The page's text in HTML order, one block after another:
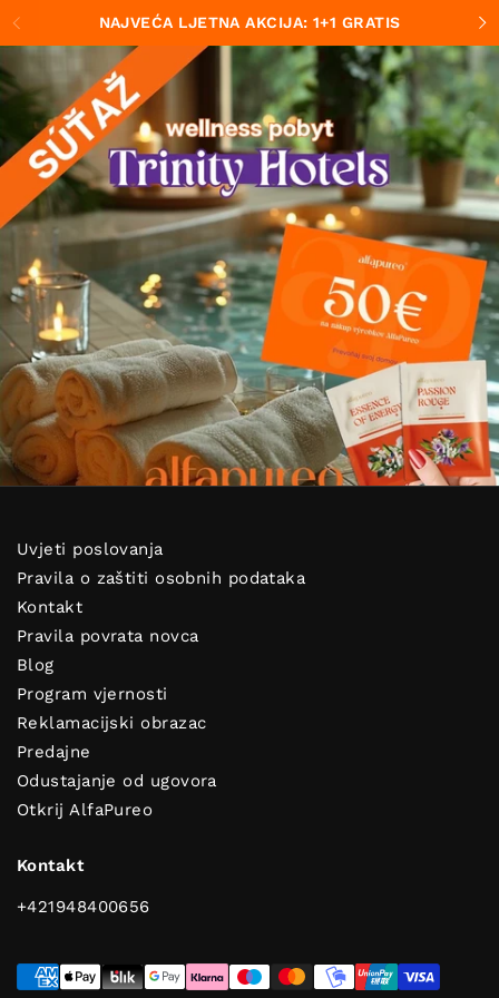
Preskoči na sadržaj
Prethodno
NAJVEĆA LJETNA AKCIJA: 1+1 GRATIS
Dobijte savjete za čist i svjež
POŠALJI
Pretplati se i dobit ćeš korisne savjete za čist i mirisan dom!
Uvjeti poslovanja
Pravila o zaštiti osobnih podataka
Kontakt
Pravila povrata novca
Blog
Program vjernosti
Reklamacijski obrazac
Predajne
Odustajanje od ugovora
Otkrij AlfaPureo
Kontakt
+421948400656